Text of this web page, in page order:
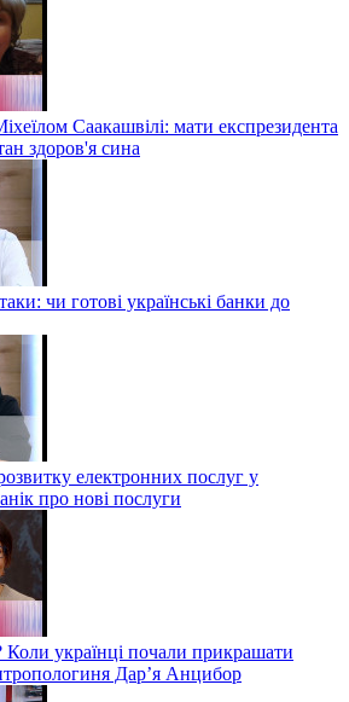
Саакашвілі: мати експрезидента
здоров'я сина
чи готові українські банки до
електронних послуг у
про нові послуги
українці почали прикрашати
Дарʼя Анцибор